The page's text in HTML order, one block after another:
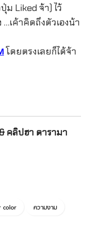
ม Liked จ้า) ไว้
…เค้าคิดถึงตัวเองน้า
โดยตรงเลยก็ได้จ้า
คลิปฮา ดารามา
color
ความงาม